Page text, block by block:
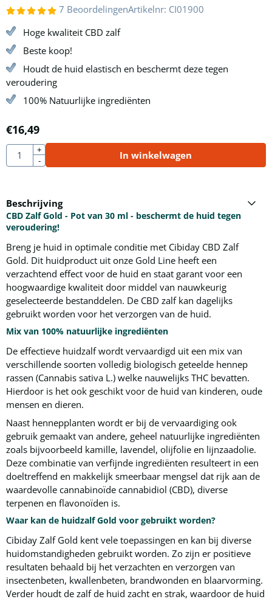
7 BeoordelingenArtikelnr: CI01900
Hoge kwaliteit CBD zalf
Beste koop!
Houdt de huid elastisch en beschermt deze tegen
veroudering
100% Natuurlijke ingrediënten
€16,49
Aantal
+
-
In winkelwagen
Beschrijving
CBD Zalf Gold - Pot van 30 ml - beschermt de huid tegen
veroudering!
Breng je huid in optimale conditie met Cibiday CBD Zalf
Gold. Dit huidproduct uit onze Gold Line heeft een
verzachtend effect voor de huid en staat garant voor een
hoogwaardige kwaliteit door middel van nauwkeurig
geselecteerde bestanddelen. De CBD zalf kan dagelijks
gebruikt worden voor het verzorgen van de huid.
Mix van 100% natuurlijke ingrediënten
De effectieve huidzalf wordt vervaardigd uit een mix van
verschillende soorten volledig biologisch geteelde hennep
rassen (Cannabis sativa L.) welke nauwelijks THC bevatten.
Hierdoor is het ook geschikt voor de huid van kinderen, oude
mensen en dieren.
Naast hennepplanten wordt er bij de vervaardiging ook
gebruik gemaakt van andere, geheel natuurlijke ingrediënten
zoals bijvoorbeeld kamille, lavendel, olijfolie en lijnzaadolie.
Deze combinatie van verfijnde ingrediënten resulteert in een
doeltreffend en makkelijk smeerbaar mengsel dat rijk aan de
waardevolle cannabinoïde cannabidiol (CBD), diverse
terpenen en flavonoïden is.
Waar kan de huidzalf Gold voor gebruikt worden?
Cibiday Zalf Gold kent vele toepassingen en kan bij diverse
huidomstandigheden gebruikt worden. Zo zijn er positieve
resultaten behaald bij het verzachten en verzorgen van
insectenbeten, kwallenbeten, brandwonden en blaarvorming.
Verder houdt de zalf de huid zacht en strak, waardoor de huid